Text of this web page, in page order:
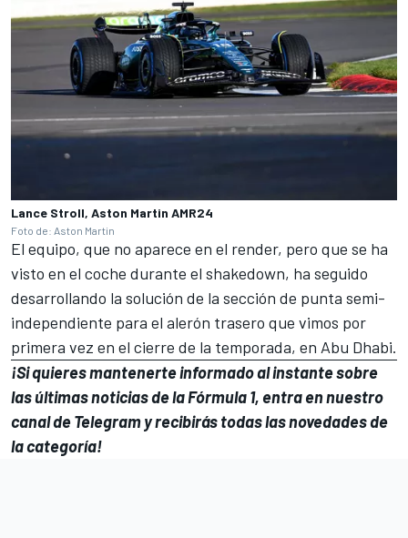
Lance Stroll, Aston Martin AMR24
Foto de: Aston Martin
El equipo, que no aparece en el render, pero que se ha
visto en el coche durante el shakedown, ha seguido
desarrollando la solución de la sección de punta semi-
independiente para el alerón trasero que vimos por
primera vez en el cierre de la temporada, en Abu Dhabi.
¡Si quieres mantenerte informado al instante sobre
las últimas noticias de la Fórmula 1, entra ennuestro
canal de Telegramy recibirás todas las novedades de
la categoría!